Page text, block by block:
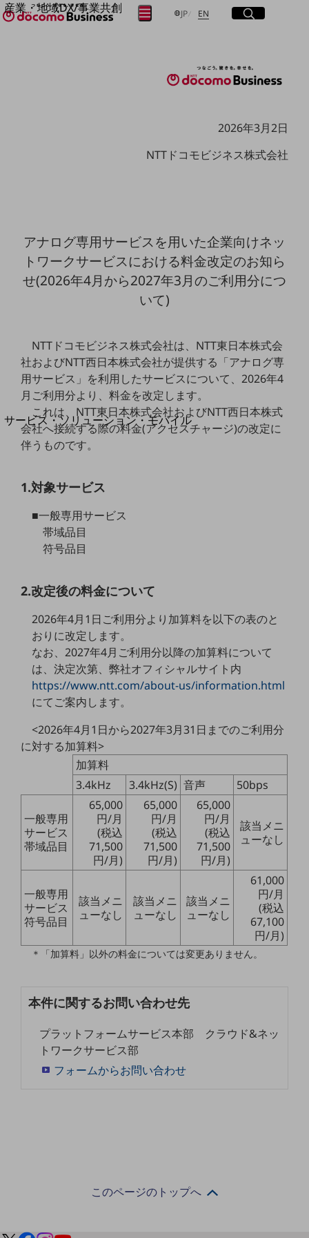
産業・地域DX/事業共創
OPEN HUB for Plural Futures
産業・地域DXプラットフォーマーとして
Smart Mobility
Smart Worksite
生成AI(Generative AI)
地域の取り組み
地域社会を支える皆さまと地域課題の解決や
LGPF(Local Government Platform)
別ウィンドウで開きます
サービス・ソリューション・モバイル
サービス・ソリューションTOP
カテゴリーで探す
ネットワーク・モバイル
クラウド・データセンター
データ利活用
運用管理
業務支援・マーケティング
課題・ニーズで探す
課題・ニーズで探すTOP
コミュニケーション・情報共有
業務効率化
災害対策
顧客体験（CX）改善
自動化・省電化
JP日本語
EN Englishサイト内検索
開く
メニュー
開く
2026年3月2日
NTTドコモビジネス株式会社
アナログ専用サービスを用いた企業向けネッ
トワークサービスにおける料金改定のお知ら
せ(2026年4月から2027年3月のご利用分につ
いて)
NTTドコモビジネス株式会社は、NTT東日本株式会
社およびNTT西日本株式会社が提供する「アナログ専
用サービス」を利用したサービスについて、2026年4
月ご利用分より、料金を改定します。
これは、NTT東日本株式会社およびNTT西日本株式
会社へ接続する際の料金(アクセスチャージ)の改定に
伴うものです。
1.対象サービス
■一般専用サービス
帯域品目
符号品目
2.改定後の料金について
2026年4月1日ご利用分より加算料を以下の表のと
おりに改定します。
なお、2027年4月ご利用分以降の加算料について
は、決定次第、弊社オフィシャルサイト内
https://www.ntt.com/about-us/information.html
にてご案内します。
<2026年4月1日から2027年3月31日までのご利用分
に対する加算料>
加算料
3.4kHz
3.4kHz(S) 音声 50bps
一般専用
サービス
帯域品目
65,000
円/月
(税込
71,500
円/月)
65,000
円/月
(税込
71,500
円/月)
65,000
円/月
(税込
71,500
円/月)
該当メニ
ューなし
一般専用
サービス
符号品目
該当メニ
ューなし
該当メニ
ューなし
該当メニ
ューなし
61,000
円/月
(税込
67,100
円/月)
＊「加算料」以外の料金については変更ありません。
本件に関するお問い合わせ先
プラットフォームサービス本部 クラウド&ネッ
トワークサービス部
フォームからお問い合わせ
このページのトップへ